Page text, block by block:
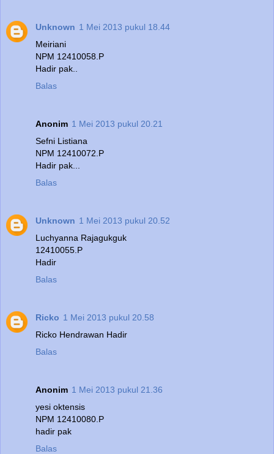
Unknown 1 Mei 2013 pukul 18.44
Meiriani
NPM 12410058.P
Hadir pak..
Balas
Anonim 1 Mei 2013 pukul 20.21
Sefni Listiana
NPM 12410072.P
Hadir pak...
Balas
Unknown 1 Mei 2013 pukul 20.52
Luchyanna Rajagukguk
12410055.P
Hadir
Balas
Ricko 1 Mei 2013 pukul 20.58
Ricko Hendrawan Hadir
Balas
Anonim 1 Mei 2013 pukul 21.36
yesi oktensis
NPM 12410080.P
hadir pak
Balas